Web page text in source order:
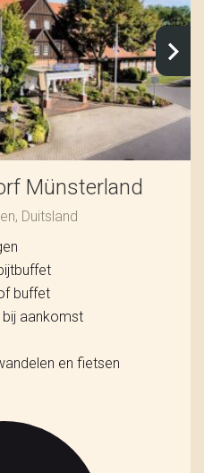
Münsterland
Duitsland
buffet
aankomst
en fietsen